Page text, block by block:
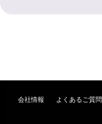
会社情報 よくあるご質問